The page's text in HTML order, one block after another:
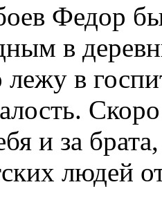
Федор
в
лежу в
и за
людей